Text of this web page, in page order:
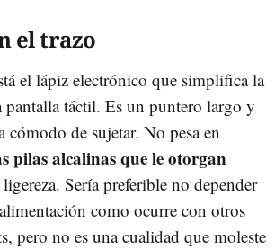
el trazo
el lápiz electrónico que simplifica la
pantalla táctil. Es un puntero largo y
cómodo de sujetar. No pesa en
pilas alcalinas que le otorgan
Sería preferible no depender
como ocurre con otros
pero no es una cualidad que moleste